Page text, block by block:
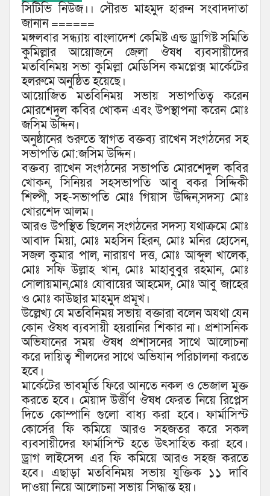
সিটিভি নিউজ।। সৌরভ মাহমুদ হারুন সংবাদদাতা
জানান ======
মঙ্গলবার সন্ধ্যায় বাংলাদেশ কেমিষ্ট এন্ড ড্রাগিষ্ট সমিতি
কুমিল্লার আয়োজনে জেলা ঔষধ ব্যবসায়ীদের
মতবিনিময় সভা কুমিল্লা মেডিসিন কমপ্লেক্স মার্কেটের
হলরুমে অনুষ্ঠিত হয়েছে।
আয়োজিত মতবিনিময় সভায় সভাপতিত্ব করেন
মোরশেদুল কবির খোকন এবং উপস্থাপনা করেন মোঃ
জসিম উদ্দিন।
অনুষ্ঠানের শুরুতে স্বাগত বক্তব্য রাখেন সংগঠনের সহ
সভাপতি মো:জসিম উদ্দিন।
বক্তব্য রাখেন সংগঠনের সভাপতি মোরশেদুল কবির
খোকন, সিনিয়র সহসভাপতি আবু বকর সিদ্দিকী
শিল্পী, সহ-সভাপতি মোঃ গিয়াস উদ্দিন,সদস্য মোঃ
খোরশেদ আলম।
আরও উপস্থিত ছিলেন সংগঠনের সদস্য যথাক্রমে মোঃ
আবাদ মিয়া, মোঃ মহসিন হিরন, মোঃ মনির হোসেন,
সজল কুমার পাল, নারায়ণ দত্ত, মোঃ আব্দুল খালেক,
মোঃ সফি উল্লাহ খান, মোঃ মাহাবুবুর রহমান, মোঃ
সোলায়মান,মোঃ যোবায়ের আহমেদ, মোঃ আবু জাহের
ও মোঃ কাউছার মাহমুদ প্রমূখ।
উল্লেখ্য যে মতবিনিময় সভায় বক্তারা বলেন অযথা যেন
কোন ঔষধ ব্যবসায়ী হয়রানির শিকার না। প্রশাসনিক
অভিযানের সময় ঔষধ প্রশাসনের সাথে আলোচনা
করে দায়িত্ব শীলদের সাথে অভিযান পরিচালনা করতে
হবে।
মার্কেটের ভাবমূর্তি ফিরে আনতে নকল ও ভেজাল মুক্ত
করতে হবে। মেয়াদ উর্ত্তীণ ঔষধ ফেরত নিয়ে রিপ্লেস
দিতে কোম্পানি গুলো বাধ্য করা হবে। ফার্মাসিস্ট
কোর্সের ফি কমিয়ে আরও সহজতর করে সকল
ব্যবসায়ীদের ফার্মাসিস্ট হতে উৎসাহিত করা হবে।
ড্রাগ লাইসেন্স এর ফি কমিয়ে আরও সহজ করতে
হবে। এছাড়া মতবিনিময় সভায় যুক্তিক ১১ দাবি
দাওয়া নিয়ে আলোচনা সভায় সিদ্ধান্ত হয়।